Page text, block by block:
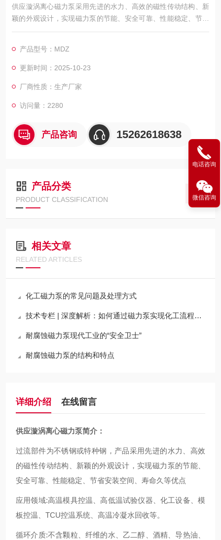
供应漩涡离心磁力泵采用先进的水力、高效的磁性传动结构、新
颖的外观设计，实现磁力泵的节能、安全可靠、性能稳定、节省
安装空间、寿命久等优点
产品型号：MDZ
更新时间：2025-10-23
厂商性质：生产厂家
访问量：2280
产品咨询 15262618638
产品分类
PRODUCT CLASSIFICATION
相关文章
RELATED ARTICLES
化工磁力泵的常见问题及处理方式
技术专栏 | 深度解析：如何通过磁力泵实现化工流程的“零泄漏”与高可靠性运行
耐腐蚀磁力泵现代工业的“安全卫士”
耐腐蚀磁力泵的结构和特点
详细介绍 在线留言
供应漩涡离心磁力泵简介：
过流部件为不锈钢或特种钢，产品采用先进的水力、高效
的磁性传动结构、新颖的外观设计，实现磁力泵的节能、
安全可靠、性能稳定、节省安装空间、寿命久等优点
应用领域:高温模具控温、高低温试验仪器、化工设备、模
板控温、TCU控温系统、高温冷凝水回收等。
循环介质:不含颗粒、纤维的水、乙二醇、酒精、导热油、
电话咨询
微信咨询